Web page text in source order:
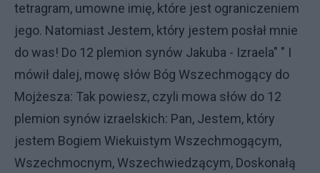
tetragram, umowne imię, które jest ograniczeniem
jego. Natomiast Jestem, który jestem posłał mnie
do was! Do 12 plemion synów Jakuba - Izraela" " I
mówił dalej, mowę słów Bóg Wszechmogący do
Mojżesza: Tak powiesz, czyli mowa słów do 12
plemion synów izraelskich: Pan, Jestem, który
jestem Bogiem Wiekuistym Wszechmogącym,
Wszechmocnym, Wszechwiedzącym, Doskonałą